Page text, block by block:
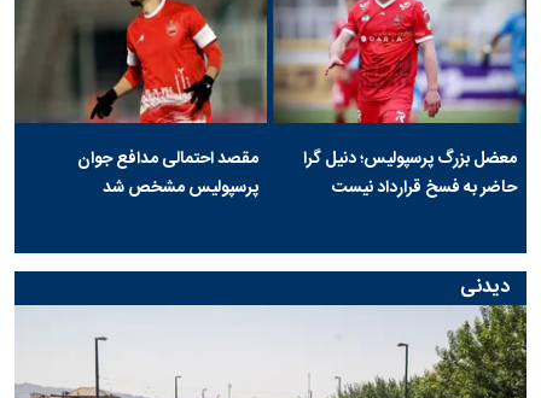
معضل بزرگ پرسپولیس؛ دنیل گرا
حاضر به فسخ قرارداد نیست
مقصد احتمالی مدافع جوان
پرسپولیس مشخص شد
دیدنی